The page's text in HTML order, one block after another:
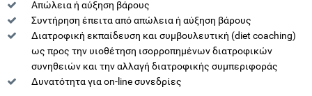
Απώλεια ή αύξηση βάρους
Συντήρηση έπειτα από απώλεια ή αύξηση βάρους
Διατροφική εκπαίδευση και συμβουλευτική (diet coaching)
ως προς την υιοθέτηση ισορροπημένων διατροφικών
συνηθειών και την αλλαγή διατροφικής συμπεριφοράς
Δυνατότητα για on-line συνεδρίες